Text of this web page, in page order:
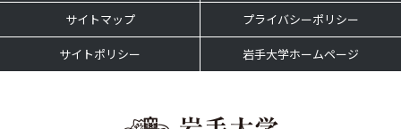
サイトマップ プライバシーポリシー
サイトポリシー 岩手大学ホームページ